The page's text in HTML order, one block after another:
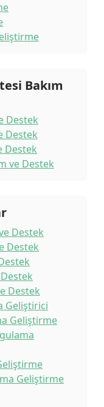
Bakım
Destek
Destek
Destek
ve Destek
Destek
Destek
Destek
Geliştirici
Geliştirme
Geliştirme